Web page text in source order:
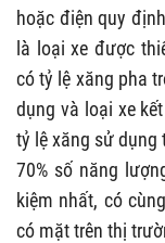
hoặc điện quy
là loại xe được
có tỷ lệ xăng pha
dụng và loại xe
tỷ lệ xăng sử dụng
70% số năng
kiệm nhất, có
có mặt trên thị